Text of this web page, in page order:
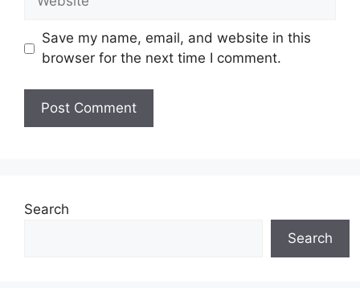
Save my name, email, and website in this
browser for the next time I comment.
Search
Search